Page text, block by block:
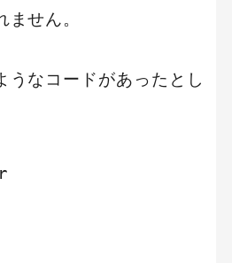
せん。
うなコードがあったとし